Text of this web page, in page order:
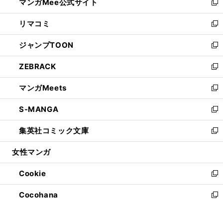
く
ド
ウ
で
開
く
ィ
ン
ド
ウ
で
開
く
い
ウ
ィ
ン
ド
ウ
で
開
く
マンガMee公式サイト
新
し
い
ウ
ィ
ン
ド
ウ
で
開
く
リマコミ
新
し
い
ウ
ィ
ン
ド
ウ
で
開
く
ジャンプTOON
新
し
い
ウ
ィ
ン
ド
ウ
で
開
ZEBRACK
新
し
い
ウ
ィ
ン
ド
ウ
開
く
マンガMeets
新
し
い
ウ
ィ
ン
ウ
で
開
く
S-MANGA
新
し
い
ウ
ン
ド
ウ
で
集英社コミック文庫
新
し
ウ
ィ
ン
ド
女性マンガ
Cookie
新
し
い
Cocohana 新